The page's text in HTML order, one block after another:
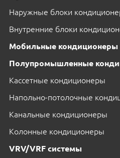
Наружные блоки
Внутренние блоки
Мобильные кондиционеры
Полупромышленные
Кассетные кондиционеры
Напольно-потолочные
Канальные кондиционеры
Колонные кондиционеры
VRV/VRF системы